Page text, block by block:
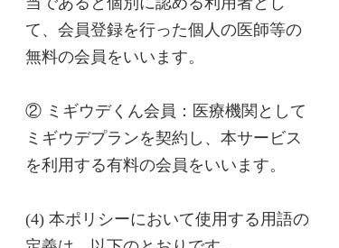
て、会員登録を行った個人の医師等の
無料の会員をいいます。
② ミギウデくん会員：医療機関として
ミギウデプランを契約し、本サービス
を利用する有料の会員をいいます。
(4) 本ポリシーにおいて使用する用語の